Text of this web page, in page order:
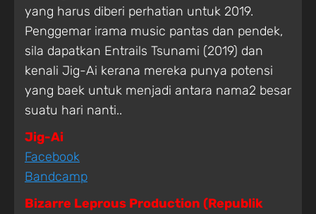
yang harus diberi perhatian untuk 2019.
Penggemar irama music pantas dan pendek,
sila dapatkan Entrails Tsunami (2019) dan
kenali Jig-Ai kerana mereka punya potensi
yang baek untuk menjadi antara nama2 besar
suatu hari nanti..
Jig-Ai
Facebook
Bandcamp
Bizarre Leprous Production (Republik